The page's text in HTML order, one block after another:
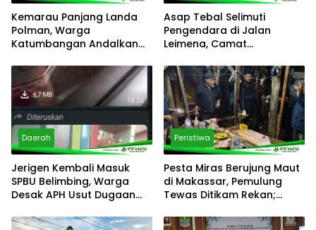
Kemarau Panjang Landa
Polman, Warga
Katumbangan Andalkan
Konsumsi
Asap Tebal Selimuti
Pengendara di Jalan
Leimena, Camat
Respons Aduan Warga
Daerah
Jerigen Kembali Masuk
SPBU Belimbing, Warga
Desak APH Usut Dugaan
Peristiwa
Pesta Miras Berujung Maut
di Makassar, Pemulung
Tewas Ditikam Rekan;
Pelaku